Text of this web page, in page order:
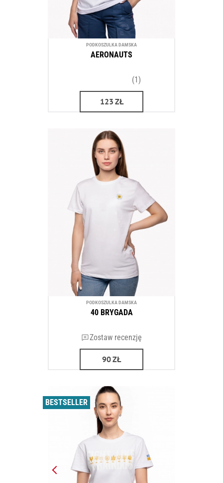
PODKOSZULKA DAMSKA
AERONAUTS
(1)
123 ZŁ
PODKOSZULKA DAMSKA
40 BRYGADA
Zostaw recenzję
90ZŁ
BESTSELLER